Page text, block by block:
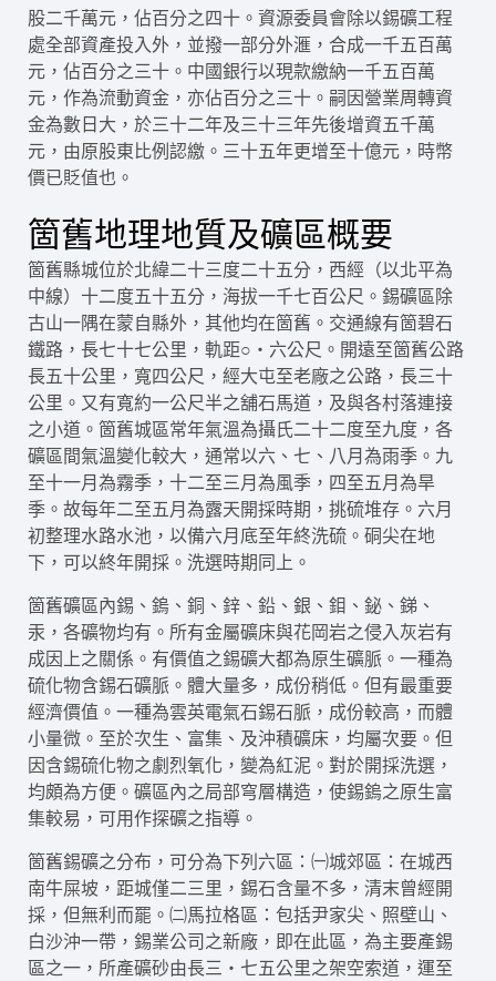
股二千萬元，佔百分之四十。資源委員會除以錫礦工程
處全部資產投入外，並撥一部分外滙，合成一千五百萬
元，佔百分之三十。中國銀行以現款繳納一千五百萬
元，作為流動資金，亦佔百分之三十。嗣因營業周轉資
金為數日大，於三十二年及三十三年先後增資五千萬
元，由原股東比例認繳。三十五年更增至十億元，時幣
價已貶值也。
箇舊地理地質及礦區概要
箇舊縣城位於北緯二十三度二十五分，西經（以北平為
中線）十二度五十五分，海拔一千七百公尺。錫礦區除
古山一隅在蒙自縣外，其他均在箇舊。交通線有箇碧石
鐵路，長七十七公里，軌距○‧六公尺。開遠至箇舊公路
長五十公里，寬四公尺，經大屯至老廠之公路，長三十
公里。又有寬約一公尺半之舖石馬道，及與各村落連接
之小道。箇舊城區常年氣溫為攝氏二十二度至九度，各
礦區間氣溫變化較大，通常以六、七、八月為雨季。九
至十一月為霧季，十二至三月為風季，四至五月為旱
季。故每年二至五月為露天開採時期，挑硫堆存。六月
初整理水路水池，以備六月底至年終洗硫。硐尖在地
下，可以終年開採。洗選時期同上。
箇舊礦區內錫、鎢、銅、鋅、鉛、銀、鉬、鉍、銻、
汞，各礦物均有。所有金屬礦床與花岡岩之侵入灰岩有
成因上之關係。有價值之錫礦大都為原生礦脈。一種為
硫化物含錫石礦脈。體大量多，成份稍低。但有最重要
經濟價值。一種為雲英電氣石錫石脈，成份較高，而體
小量微。至於次生、富集、及沖積礦床，均屬次要。但
因含錫硫化物之劇烈氧化，變為紅泥。對於開採洗選，
均頗為方便。礦區內之局部穹層構造，使錫鎢之原生富
集較易，可用作探礦之指導。
箇舊錫礦之分布，可分為下列六區：㈠城郊區：在城西
南牛屎坡，距城僅二三里，錫石含量不多，清末曾經開
採，但無利而罷。㈡馬拉格區：包括尹家尖、照壁山、
白沙沖一帶，錫業公司之新廠，即在此區，為主要產錫
區之一，所產礦砂由長三‧七五公里之架空索道，運至